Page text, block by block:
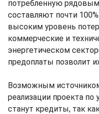
потребленную
составляют почти
высоким уровень
коммерческие и
энергетическом
предоплаты позволит
Возможным
реализации проекта по
станут кредиты, так